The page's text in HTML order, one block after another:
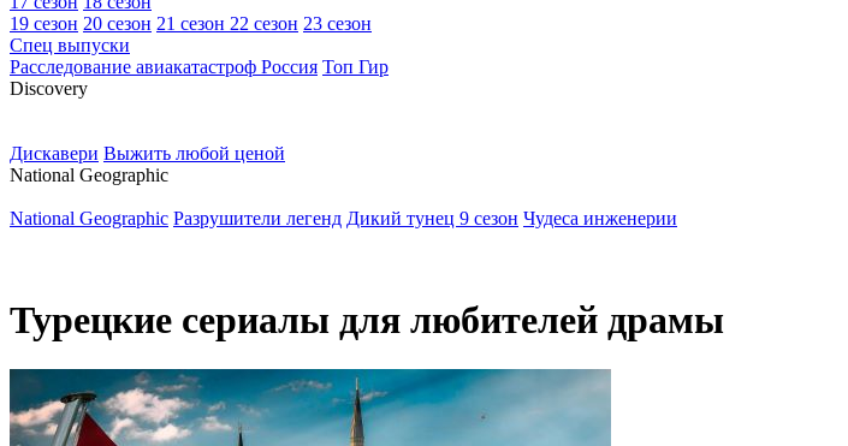
19 сезон 20 сезон 21 сезон 22 сезон 23 сезон
Спец выпуски
Расследование авиакатастроф Россия Топ Гир
Discovery
Дискавери Выжить любой ценой
National Geographic
National Geographic Разрушители легенд Дикий тунец 9 сезон Чудеса инженерии
Турецкие сериалы для любителей драмы